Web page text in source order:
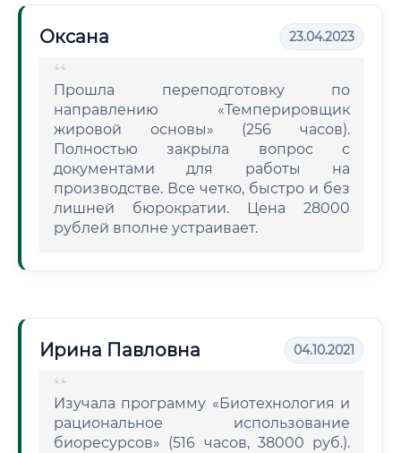
Оксана 23.04.2023
Прошла переподготовку по
направлению «Темперировщик
жировой основы» (256 часов).
Полностью закрыла вопрос с
документами для работы на
производстве. Все четко, быстро и без
лишней бюрократии. Цена 28000
рублей вполне устраивает.
Ирина Павловна 04.10.2021
Изучала программу «Биотехнология и
рациональное использование
биоресурсов» (516 часов, 38000 руб.).